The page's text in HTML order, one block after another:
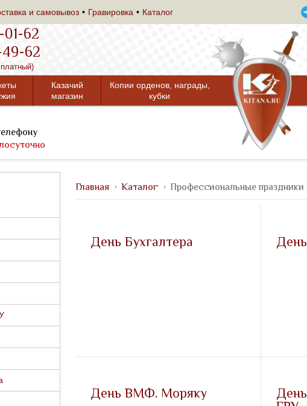
и самовывоз Гравировка Каталог
62
62
Казачий
магазин
Копии орденов, награды,
кубки
Главная Каталог Профессиональные праздники
День Бухгалтера
День ВМФ. Моряку